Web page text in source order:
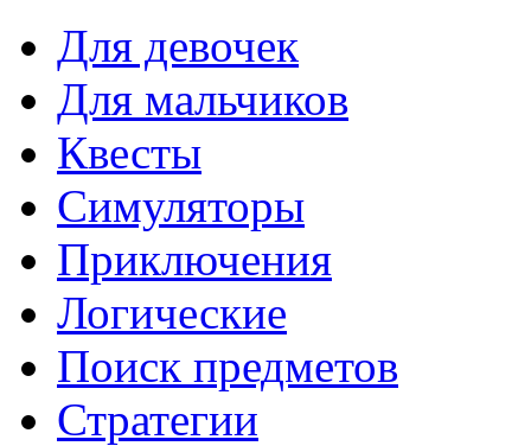
Для девочек
Для мальчиков
Квесты
Симуляторы
Приключения
Логические
Поиск предметов
Стратегии